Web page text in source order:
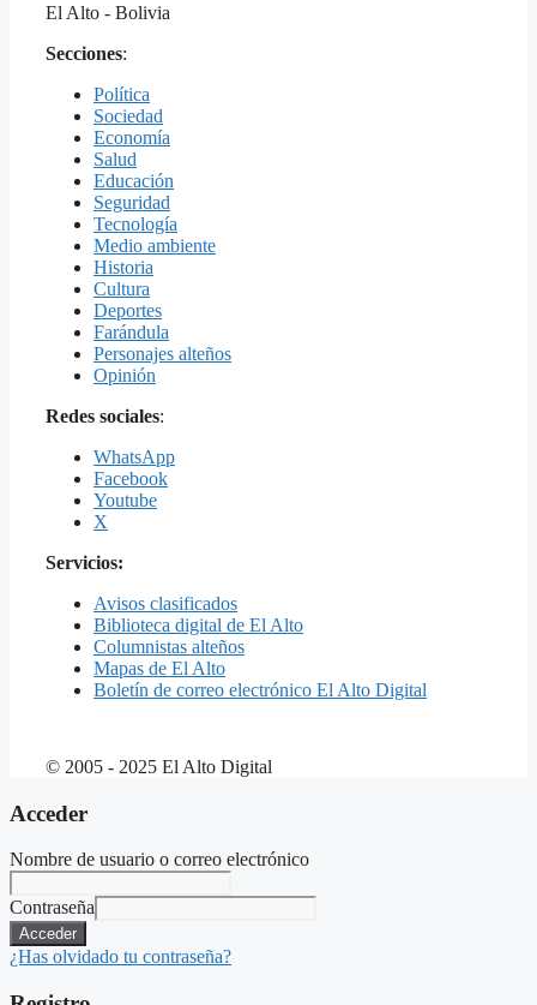
El Alto - Bolivia
Secciones:
Política
Sociedad
Economía
Salud
Educación
Seguridad
Tecnología
Medio ambiente
Historia
Cultura
Deportes
Farándula
Personajes alteños
Opinión
Redes sociales:
WhatsApp
Facebook
Youtube
X
Servicios:
Avisos clasificados
Biblioteca digital de El Alto
Columnistas alteños
Mapas de El Alto
Boletín de correo electrónico El Alto Digital
© 2005 - 2025 El Alto Digital
Acceder
Nombre de usuario o correo electrónico
Contraseña
Acceder
¿Has olvidado tu contraseña?